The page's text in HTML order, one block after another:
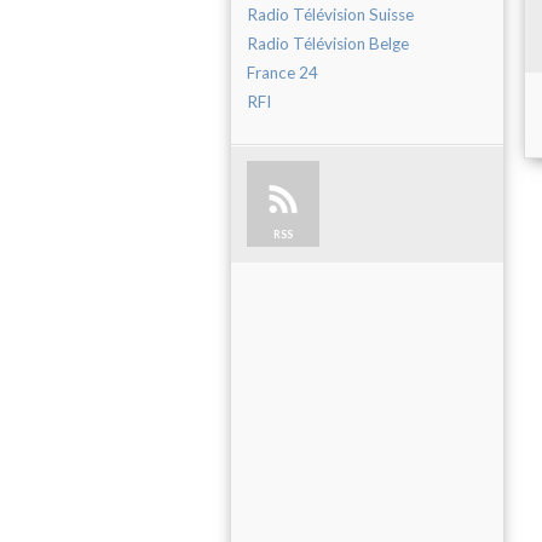
Radio Télévision Suisse
Radio Télévision Belge
France 24
RFI
RSS